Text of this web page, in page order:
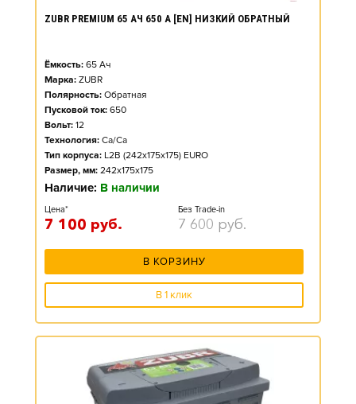
ZUBR PREMIUM 65 АЧ 650 А [EN] НИЗКИЙ ОБРАТНЫЙ
Ёмкость: 65 Ач
Марка: ZUBR
Полярность: Обратная
Пусковой ток: 650
Вольт: 12
Технология: Ca/Ca
Тип корпуса: L2B (242x175x175) EURO
Размер, мм: 242x175x175
Наличие: В наличии
Цена*
7 100 руб.
Без Trade-in
7 600 руб.
В КОРЗИНУ
В 1 клик